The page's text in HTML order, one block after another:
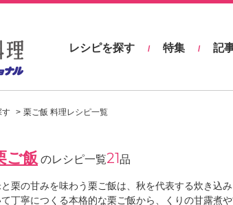
し
シ
を
見
レシピを探す / 特集 / 記
す 栗ご飯 料理レシピ一覧
ご飯 のレシピ一覧21品
栗の甘みを味わう栗ご飯は、秋を代表する炊き込
て丁寧につくる本格的な栗ご飯から、くりの甘露煮